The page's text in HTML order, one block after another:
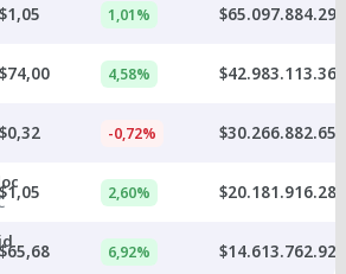
$1,05 1,01% $65.097.884.294
$74,00 4,58% $42.983.113.368
$0,32 -0,72% $30.266.882.657
2,60% $20.181.916.287
$65,68 6,92% $14.613.762.924